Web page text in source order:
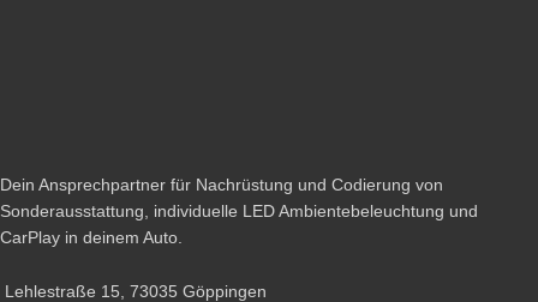
Dein Ansprechpartner für Nachrüstung und Codierung von
Sonderausstattung, individuelle LED Ambientebeleuchtung und
CarPlay in deinem Auto.
Lehlestraße 15, 73035 Göppingen